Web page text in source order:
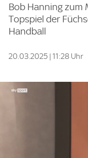
Bob Hanning
Topspiel der
Handball
20.03.2025 | 11:28 Uhr